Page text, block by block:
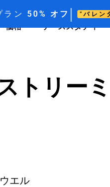
ラン 50% オフ | "バレン
価格 ケーススタディ
トリー
エル